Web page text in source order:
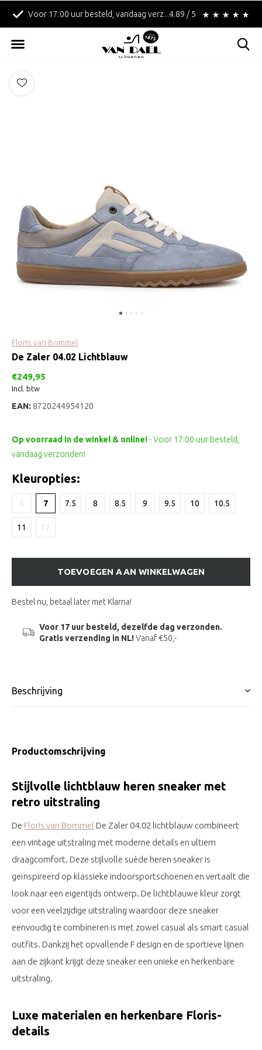
Voor 17:00 uur besteld, vandaag verzonden! Betaal achteraf met
4.89 / 5
Floris van Bommel
De Zaler 04.02 Lichtblauw
€249,95
Incl. btw
EAN: 8720244954120
Op voorraad in de winkel & online!- Voor 17:00 uur besteld,
vandaag verzonden!
Kleuropties:
6 7 7.5 8 8.5 9 9.5 10 10.5
11 12
TOEVOEGEN AAN WINKELWAGEN
Bestel nu, betaal later met Klarna!
Voor 17 uur besteld, dezelfde dag verzonden.
Gratis verzending in NL!Vanaf €50,-
Beschrijving
Productomschrijving
Stijlvolle lichtblauw heren sneaker met
retro uitstraling
De Floris van Bommel De Zaler 04.02 lichtblauw combineert
een vintage uitstraling met moderne details en ultiem
draagcomfort. Deze stijlvolle suède heren sneaker is
geïnspireerd op klassieke indoorsportschoenen en vertaalt die
look naar een eigentijds ontwerp. De lichtblauwe kleur zorgt
voor een veelzijdige uitstraling waardoor deze sneaker
eenvoudig te combineren is met zowel casual als smart casual
outfits. Dankzij het opvallende F design en de sportieve lijnen
aan de zijkant krijgt deze sneaker een unieke en herkenbare
uitstraling.
Luxe materialen en herkenbare Floris-
details